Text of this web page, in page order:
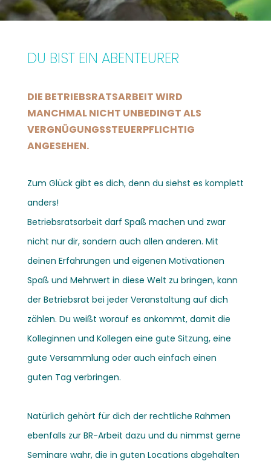
DU BIST EIN ABENTEURER
DIE BETRIEBSRATSARBEIT WIRD
MANCHMAL NICHT UNBEDINGT ALS
VERGNÜGUNGSSTEUERPFLICHTIG
ANGESEHEN.
Zum Glück gibt es dich, denn du siehst es komplett
anders!
Betriebsratsarbeit darf Spaß machen und zwar
nicht nur dir, sondern auch allen anderen. Mit
deinen Erfahrungen und eigenen Motivationen
Spaß und Mehrwert in diese Welt zu bringen, kann
der Betriebsrat bei jeder Veranstaltung auf dich
zählen. Du weißt worauf es ankommt, damit die
Kolleginnen und Kollegen eine gute Sitzung, eine
gute Versammlung oder auch einfach einen
guten Tag verbringen.
Natürlich gehört für dich der rechtliche Rahmen
ebenfalls zur BR-Arbeit dazu und du nimmst gerne
Seminare wahr, die in guten Locations abgehalten